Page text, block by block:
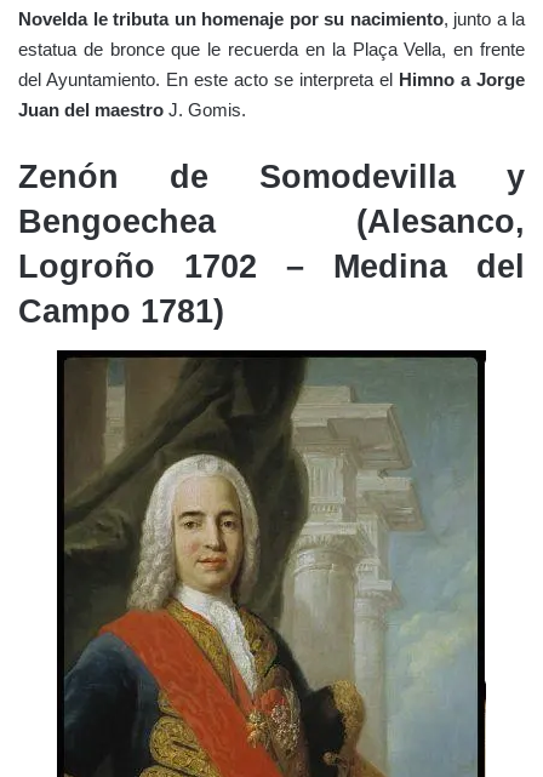
Novelda le tributa un homenaje por su nacimiento, junto a la
estatua de bronce que le recuerda en la Plaça Vella, en frente
del Ayuntamiento. En este acto se interpreta el Himno a Jorge
Juan del maestro J. Gomis.
Zenón de Somodevilla y
Bengoechea (Alesanco,
Logroño 1702 – Medina del
Campo 1781)